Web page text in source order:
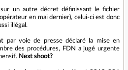
un autre décret définissant le fichier
en mai dernier), celui-ci est donc
illégal.
par voie de presse déclaré la mise en
des procédures, FDN a jugé urgente
Next shoot?